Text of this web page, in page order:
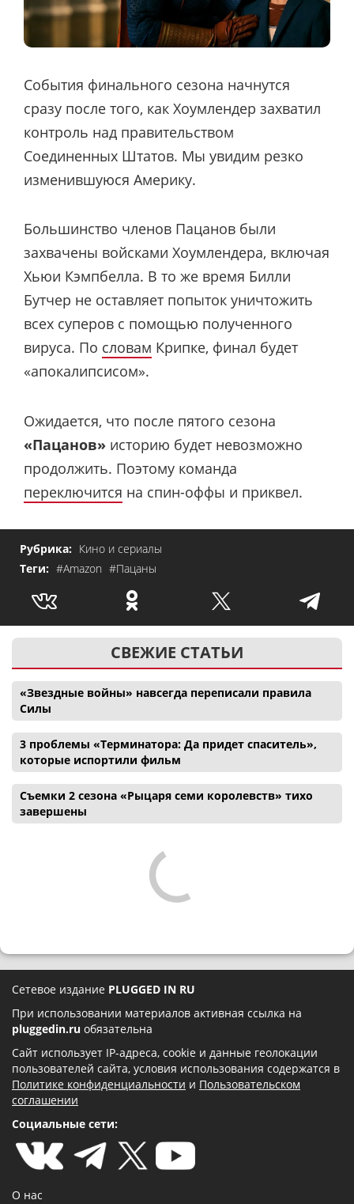
События финального сезона начнутся
сразу после того, как Хоумлендер захватил
контроль над правительством
Соединенных Штатов. Мы увидим резко
изменившуюся Америку.
Большинство членов Пацанов были
захвачены войсками Хоумлендера, включая
Хьюи Кэмпбелла. В то же время Билли
Бутчер не оставляет попыток уничтожить
всех суперов с помощью полученного
вируса. По словам Крипке, финал будет
«апокалипсисом».
Ожидается, что после пятого сезона
«Пацанов» историю будет невозможно
продолжить. Поэтому команда
переключится на спин-оффы и приквел.
Рубрика: Кино и сериалы
Теги: #Amazon #Пацаны
СВЕЖИЕ СТАТЬИ
«Звездные войны» навсегда переписали правила
Силы
3 проблемы «Терминатора: Да придет спаситель»,
которые испортили фильм
Съемки 2 сезона «Рыцаря семи королевств» тихо
завершены
Сетевое издание PLUGGED IN RU
При использовании материалов активная ссылка на
pluggedin.ru обязательна
Сайт использует IP-адреса, cookie и данные геолокации
пользователей сайта, условия использования содержатся в
Политике конфиденциальности и Пользовательском
соглашении
Социальные сети:
О нас